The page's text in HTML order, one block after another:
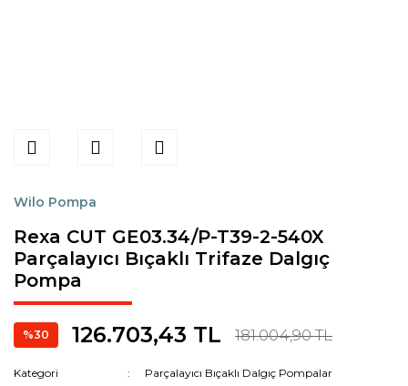
Wilo Pompa
Rexa CUT GE03.34/P-T39-2-540X
Parçalayıcı Bıçaklı Trifaze Dalgıç
Pompa
%30 126.703,43 TL 181.004,90 TL
Kategori
Parçalayıcı Bıçaklı Dalgıç Pompalar